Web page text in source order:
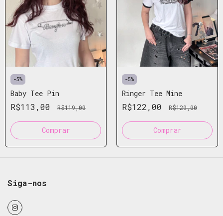
-5%
Baby Tee Pin
R$113,00 R$119,00
Comprar
-5%
Ringer Tee Mine
R$122,00 R$129,00
Comprar
Siga-nos